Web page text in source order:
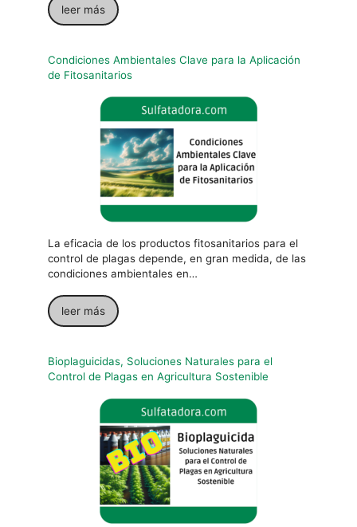
leer más
Condiciones Ambientales Clave para la Aplicación
de Fitosanitarios
La eficacia de los productos fitosanitarios para el
control de plagas depende, en gran medida, de las
condiciones ambientales en…
leer más
Bioplaguicidas, Soluciones Naturales para el
Control de Plagas en Agricultura Sostenible